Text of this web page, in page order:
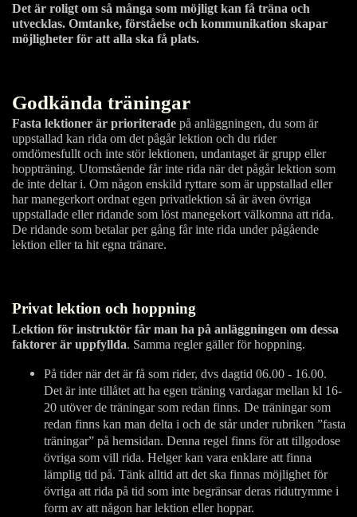
Det är roligt om så många som möjligt kan få träna och
utvecklas. Omtanke, förståelse och kommunikation skapar
möjligheter för att alla ska få plats.
Godkända träningar
Fasta lektioner är prioriterade på anläggningen, du som är
uppstallad kan rida om det pågår lektion och du rider
omdömesfullt och inte stör lektionen, undantaget är grupp eller
hoppträning. Utomstående får inte rida när det pågår lektion som
de inte deltar i. Om någon enskild ryttare som är uppstallad eller
har manegerkort ordnat egen privatlektion så är även övriga
uppstallade eller ridande som löst manegekort välkomna att rida.
De ridande som betalar per gång får inte rida under pågående
lektion eller ta hit egna tränare.
Privat lektion och hoppning
Lektion för instruktör får man ha på anläggningen om dessa
faktorer är uppfyllda. Samma regler gäller för hoppning.
På tider när det är få som rider, dvs dagtid 06.00 - 16.00.
Det är inte tillåtet att ha egen träning vardagar mellan kl 16-
20 utöver de träningar som redan finns. De träningar som
redan finns kan man delta i och de står under rubriken ”fasta
träningar” på hemsidan. Denna regel finns för att tillgodose
övriga som vill rida. Helger kan vara enklare att finna
lämplig tid på. Tänk alltid att det ska finnas möjlighet för
övriga att rida på tid som inte begränsar deras ridutrymme i
form av att någon har lektion eller hoppar.